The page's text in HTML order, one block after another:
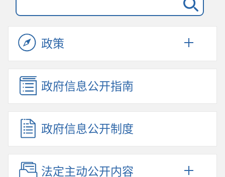
政策
政府信息公开指南
政府信息公开制度
法定主动公开内容